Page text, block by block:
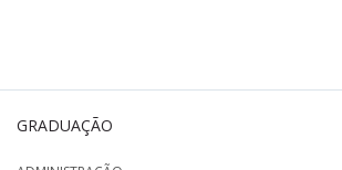
GRADUAÇÃO